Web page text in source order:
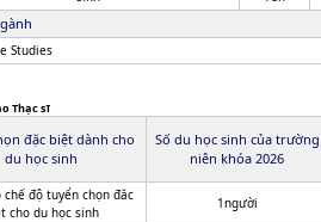
Studies
Thạc sĩ
đặc biệt dành cho
du học sinh
Số du học sinh của trường
niên khóa 2026
chế độ tuyển chọn đăc
cho du học sinh
1người